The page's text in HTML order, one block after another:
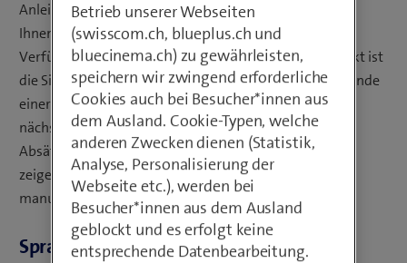
Anleitungen und vieles mehr in Word erstellen, stehen
Ihnen zahlreiche Formatierungsmöglichkeiten zur
Verfügung. Ein wichtiger und oft unterschätzter Aspekt ist
die Silbentrennung. Sie verhindert, dass «Löcher» am Ende
einer Zeile entstehen, die den Augen den Sprung zur
nächsten Zeile erschweren. Das gilt insbesondere für
Absätze, die als Blocksatz formatiert sind. Diese Tipps
zeigen Ihnen, wie Sie Wörter in Word automatisch und
manuell korrekt trennen.
Sprache in Word einstellen
Betrieb unserer Webseiten
(swisscom.ch, blueplus.ch und
bluecinema.ch) zu gewährleisten,
speichern wir zwingend erforderliche
Cookies auch bei Besucher*innen aus
dem Ausland. Cookie-Typen, welche
anderen Zwecken dienen (Statistik,
Analyse, Personalisierung der
Webseite etc.), werden bei
Besucher*innen aus dem Ausland
geblockt und es erfolgt keine
entsprechende Datenbearbeitung.